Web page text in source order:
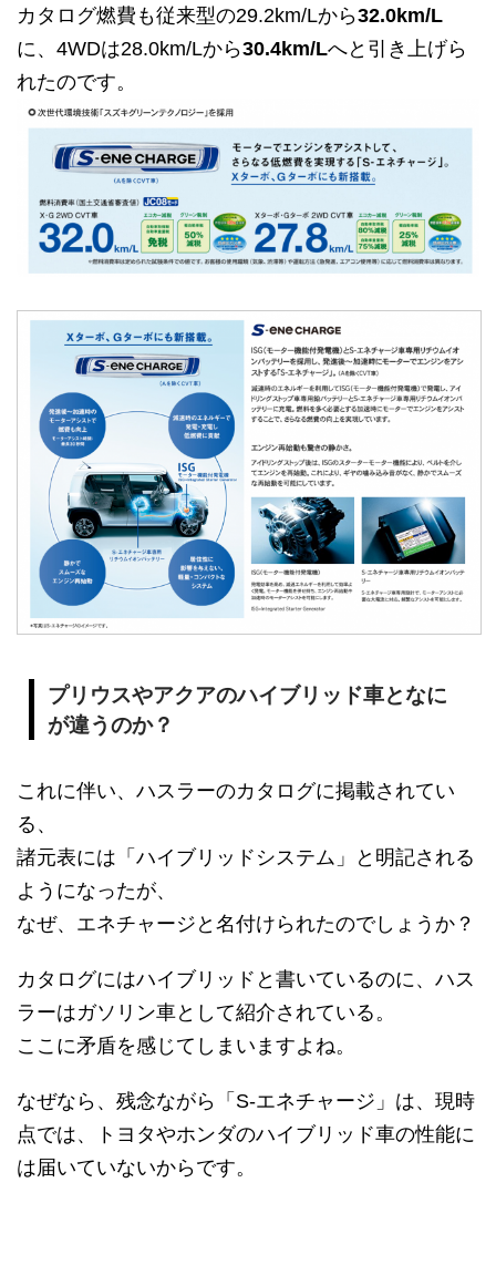
カタログ燃費も従来型の29.2km/Lから32.0km/L
に、4WDは28.0km/Lから30.4km/Lへと引き上げら
れたのです。
プリウスやアクアのハイブリッド車となに
が違うのか？
これに伴い、ハスラーのカタログに掲載されてい
る、
諸元表には「ハイブリッドシステム」と明記される
ようになったが、
なぜ、エネチャージと名付けられたのでしょうか？
カタログにはハイブリッドと書いているのに、ハス
ラーはガソリン車として紹介されている。
ここに矛盾を感じてしまいますよね。
なぜなら、残念ながら「S-エネチャージ」は、現時
点では、トヨタやホンダのハイブリッド車の性能に
は届いていないからです。